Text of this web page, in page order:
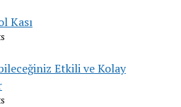
Kası
Etkili ve Kolay